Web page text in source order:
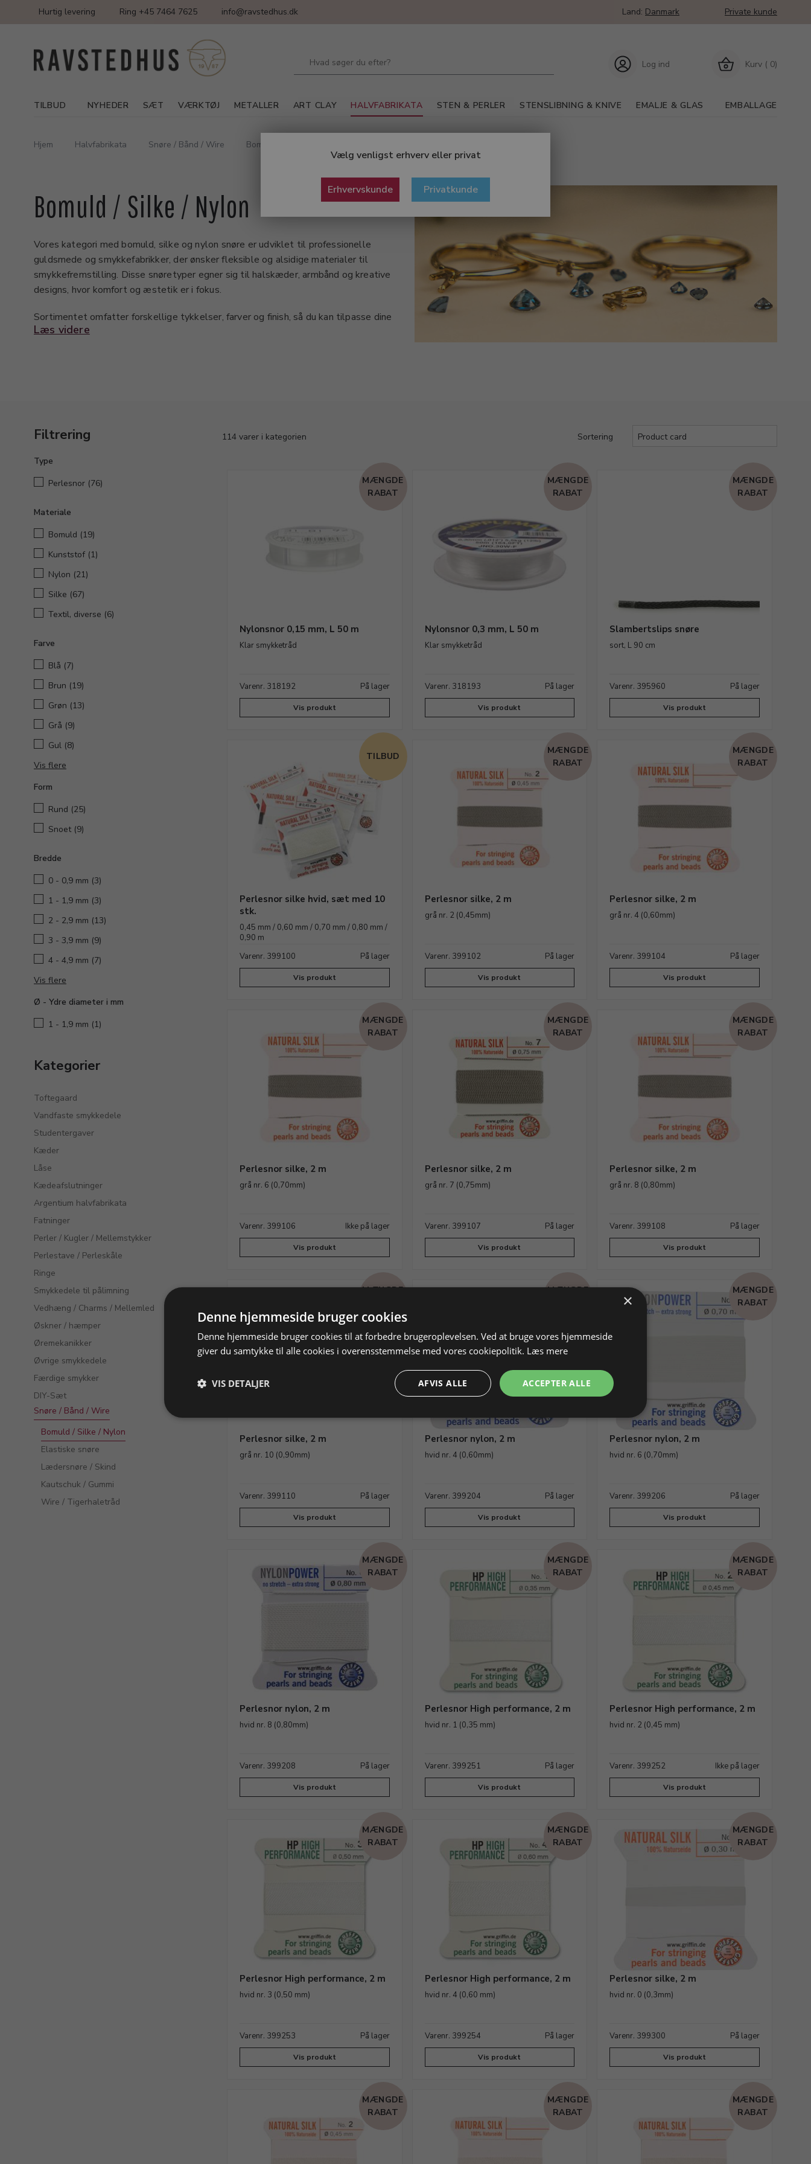
Vælg venligst erhverv eller privat
Erhvervskunde Privatkunde
Hurtig levering Ring +45 7464 7625 info@ravstedhus.dk Land: Danmark Private kunde
Kurv ( 0)
Log ind
TILBUD NYHEDER SÆT VÆRKTØJ METALLER ART CLAY HALVFABRIKATA STEN & PERLER STENSLIBNING & KNIVE EMALJE & GLAS EMBALLAGE
Hjem Halvfabrikata Snøre / Bånd / Wire Bomuld / Silke / Nylon
Bomuld / Silke / Nylon
Vores kategori med bomuld, silke og nylon snøre er udviklet til professionelle
guldsmede og smykkefabrikker, der ønsker fleksible og alsidige materialer til
smykkefremstilling. Disse snøretyper egner sig til halskæder, armbånd og kreative
designs, hvor komfort og æstetik er i fokus.
Sortimentet omfatter forskellige tykkelser, farver og finish, så du kan tilpasse dine
smykker præcist til design og funktion. Materialerne kombinerer styrke med
Læs videre
Filtrering
Type
Perlesnor (76)
Materiale
Bomuld (19)
Kunststof (1)
Nylon (21)
Silke (67)
Textil, diverse (6)
Farve
Blå (7)
Brun (19)
Grøn (13)
Grå (9)
Gul (8)
Vis flere
Form
Rund (25)
Snoet (9)
Bredde
0 - 0,9 mm (3)
1 - 1,9 mm (3)
2 - 2,9 mm (13)
3 - 3,9 mm (9)
4 - 4,9 mm (7)
Vis flere
Ø - Ydre diameter i mm
1 - 1,9 mm (1)
Kategorier
Toftegaard
Vandfaste smykkedele
Studentergaver
Kæder
Låse
Kædeafslutninger
Argentium halvfabrikata
Fatninger
Perler / Kugler / Mellemstykker
Perlestave / Perleskåle
Ringe
Smykkedele til pålimning
Vedhæng / Charms / Mellemled
Øskner / hæmper
Øremekanikker
Øvrige smykkedele
Færdige smykker
DIY-Sæt
Snøre / Bånd / Wire
Bomuld / Silke / Nylon
Elastiske snøre
Lædersnøre / Skind
Kautschuk / Gummi
Wire / Tigerhaletråd
114 varer i kategorien Sortering
MÆNGDE
RABAT
Nylonsnor 0,15 mm, L 50 m
Klar smykketråd
Varenr. 318192 På lager
Vis produkt
MÆNGDE
RABAT
Nylonsnor 0,3 mm, L 50 m
Klar smykketråd
Varenr. 318193 På lager
Vis produkt
MÆNGDE
RABAT
Slambertslips snøre
sort, L 90 cm
Varenr. 395960 På lager
Vis produkt
TILBUD
Perlesnor silke hvid, sæt med 10
stk.
0,45 mm / 0,60 mm / 0,70 mm / 0,80 mm /
0,90 m
Varenr. 399100
På lager
Vis produkt
MÆNGDE
RABAT
Perlesnor silke, 2 m
grå nr. 2 (0,45mm)
Varenr. 399102 På lager
Vis produkt
MÆNGDE
RABAT
Perlesnor silke, 2 m
grå nr. 4 (0,60mm)
Varenr. 399104 På lager
Vis produkt
MÆNGDE
RABAT
Perlesnor silke, 2 m
grå nr. 6 (0,70mm)
Varenr. 399106 Ikke på lager
Vis produkt
MÆNGDE
RABAT
Perlesnor silke, 2 m
grå nr. 7 (0,75mm)
Varenr. 399107 På lager
Vis produkt
MÆNGDE
RABAT
Perlesnor silke, 2 m
grå nr. 8 (0,80mm)
Varenr. 399108 På lager
Vis produkt
MÆNGDE
Perlesnor silke, 2 m
grå nr. 10 (0,90mm)
Varenr. 399110 På lager
Vis produkt
MÆNGDE
Perlesnor nylon, 2 m
hvid nr. 4 (0,60mm)
Varenr. 399204 På lager
Vis produkt
MÆNGDE
RABAT
Perlesnor nylon, 2 m
hvid nr. 6 (0,70mm)
Varenr. 399206 På lager
Vis produkt
MÆNGDE
RABAT
Perlesnor nylon, 2 m
hvid nr. 8 (0,80mm)
Varenr. 399208 På lager
Vis produkt
MÆNGDE
RABAT
Perlesnor High performance, 2 m
hvid nr. 1 (0,35 mm)
Varenr. 399251 På lager
Vis produkt
MÆNGDE
RABAT
Perlesnor High performance, 2 m
hvid nr. 2 (0,45 mm)
Varenr. 399252 Ikke på lager
Vis produkt
MÆNGDE
RABAT
Perlesnor High performance, 2 m
hvid nr. 3 (0,50 mm)
Varenr. 399253 På lager
Vis produkt
MÆNGDE
RABAT
Perlesnor High performance, 2 m
hvid nr. 4 (0,60 mm)
Varenr. 399254 På lager
Vis produkt
MÆNGDE
RABAT
Perlesnor silke, 2 m
hvid nr. 0 (0,3mm)
Varenr. 399300 På lager
Vis produkt
MÆNGDE
RABAT
MÆNGDE
RABAT
MÆNGDE
RABAT
×
Denne hjemmeside bruger cookies
Denne hjemmeside bruger cookies til at forbedre brugeroplevelsen. Ved at bruge vores hjemmeside
giver du samtykke til alle cookies i overensstemmelse med vores cookiepolitik. Læs mere
ACCEPTER ALLE
AFVIS ALLE
VIS DETALJER